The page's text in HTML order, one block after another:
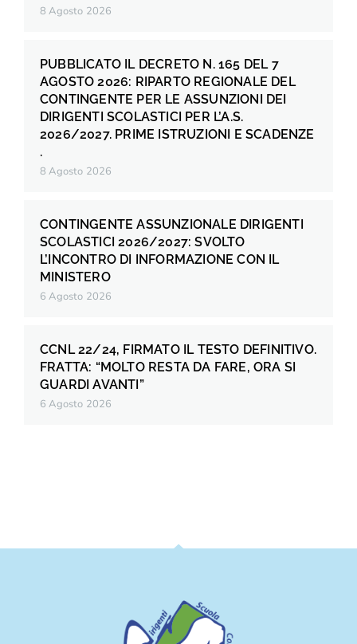
8 Agosto 2026
PUBBLICATO IL DECRETO N. 165 DEL 7
AGOSTO 2026: RIPARTO REGIONALE DEL
CONTINGENTE PER LE ASSUNZIONI DEI
DIRIGENTI SCOLASTICI PER L’A.S.
2026/2027. PRIME ISTRUZIONI E SCADENZE
.
8 Agosto 2026
CONTINGENTE ASSUNZIONALE DIRIGENTI
SCOLASTICI 2026/2027: SVOLTO
L’INCONTRO DI INFORMAZIONE CON IL
MINISTERO
6 Agosto 2026
CCNL 22/24, FIRMATO IL TESTO DEFINITIVO.
FRATTA: “MOLTO RESTA DA FARE, ORA SI
GUARDI AVANTI”
6 Agosto 2026